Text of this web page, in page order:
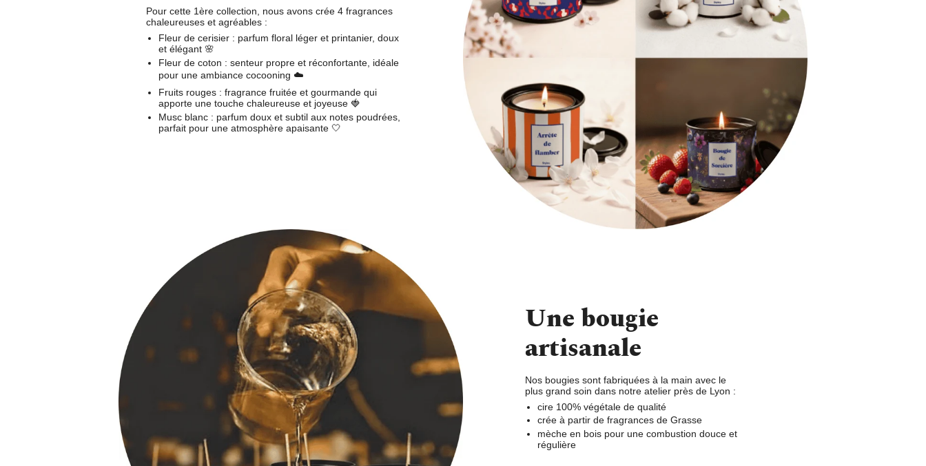
Pour cette 1ère collection, nous avons crée 4 fragrances
chaleureuses et agréables :
Fleur de cerisier : parfum floral léger et printanier, doux
et élégant 🌸
Fleur de coton :senteur propre et réconfortante, idéale
pour une ambiance cocooning ☁️
Fruits rouges :fragrance fruitée et gourmande qui
apporte une touche chaleureuse et joyeuse 🍓
Musc blanc : parfum doux et subtil aux notes poudrées,
parfait pour une atmosphère apaisante 🤍
Une bougie
artisanale
Nos bougies sont fabriquées à la main avec le
plus grand soin dans notre atelier près de Lyon :
cire 100% végétale de qualité
crée à partir de fragrances de Grasse
mèche en bois pour une combustion douce et
régulière